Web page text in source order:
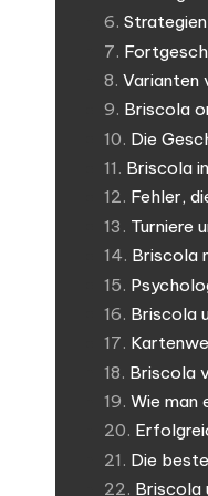
Varianten
Briscola
Die
Briscola
Fehler,
Turniere
Briscola
Briscola
Briscola
Wie man
Die
Briscola